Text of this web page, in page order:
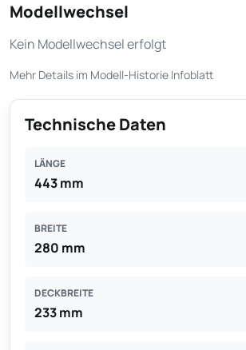
Technische Daten
LÄNGE
443 mm
BREITE
280 mm
DECKBREITE
233 mm
Modellwechsel
Kein Modellwechsel erfolgt
Mehr Details im Modell-Historie Infoblatt